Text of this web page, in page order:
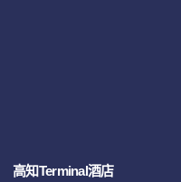
高知Terminal酒店